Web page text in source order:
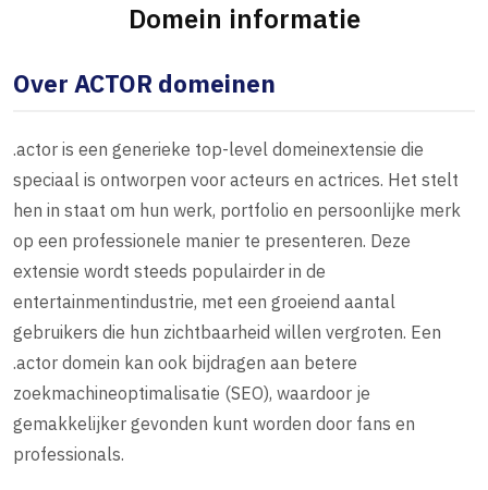
Domein informatie
Over ACTOR domeinen
.actor is een generieke top-level domeinextensie die
speciaal is ontworpen voor acteurs en actrices. Het stelt
hen in staat om hun werk, portfolio en persoonlijke merk
op een professionele manier te presenteren. Deze
extensie wordt steeds populairder in de
entertainmentindustrie, met een groeiend aantal
gebruikers die hun zichtbaarheid willen vergroten. Een
.actor domein kan ook bijdragen aan betere
zoekmachineoptimalisatie (SEO), waardoor je
gemakkelijker gevonden kunt worden door fans en
professionals.